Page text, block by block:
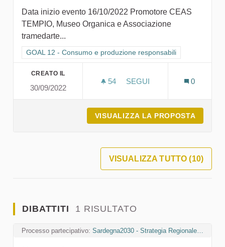
Data inizio evento 16/10/2022 Promotore CEAS
TEMPIO, Museo Organica e Associazione
tramedarte...
Filtra i risultati per categoria: GOAL 12 - Consumo e
GOAL 12 - Consumo e produzione responsabili
CREATO IL
30/09/2022
54 54 SOSTENITORI
SEGUI
0
VISUALIZZA LA PROPOSTA
VISUALIZZA TUTTO (10)
DIBATTITI 1 RISULTATO
Processo partecipativo: Sardegna2030 - Strategia Regionale per lo Sviluppo Sostenibile